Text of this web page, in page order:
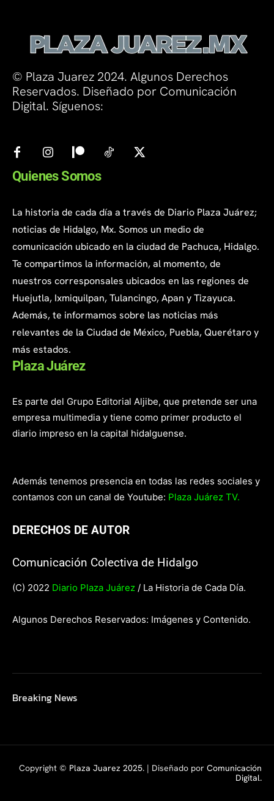
© Plaza Juarez 2024. Algunos Derechos
Reservados. Diseñado por Comunicación
Digital. Síguenos:
Quienes Somos
La historia de cada día a través de Diario Plaza Juárez;
noticias de Hidalgo, Mx. Somos un medio de
comunicación ubicado en la ciudad de Pachuca, Hidalgo.
Te compartimos la información, al momento, de
nuestros corresponsales ubicados en las regiones de
Huejutla, Ixmiquilpan, Tulancingo, Apan y Tizayuca.
Además, te informamos sobre las noticias más
relevantes de la Ciudad de México, Puebla, Querétaro y
más estados.
Plaza Juárez
Es parte del Grupo Editorial Aljibe, que pretende ser una
empresa multimedia y tiene como primer producto el
diario impreso en la capital hidalguense.
Además tenemos presencia en todas las redes sociales y
contamos con un canal de Youtube: Plaza Juárez TV.
DERECHOS DE AUTOR
Comunicación Colectiva de Hidalgo
(C) 2022 Diario Plaza Juárez / La Historia de Cada Día.
Algunos Derechos Reservados: Imágenes y Contenido.
Breaking News
Copyright © Plaza Juarez 2025. | Diseñado por Comunicación
Digital.